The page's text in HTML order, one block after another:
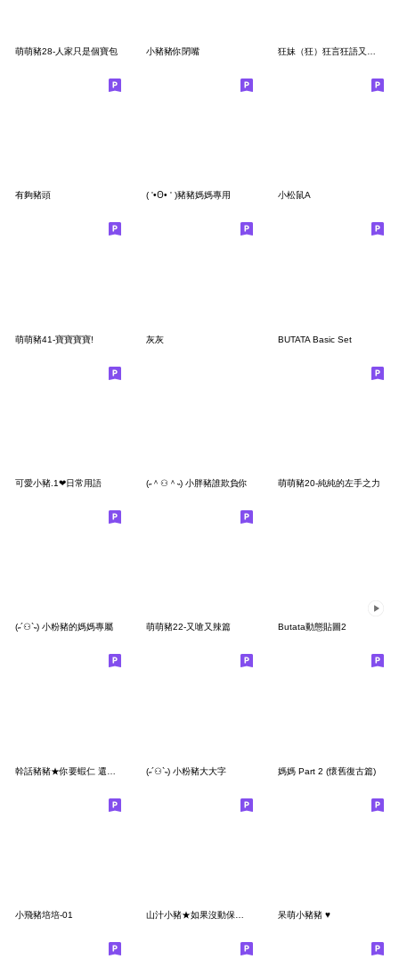
萌萌豬28-人家只是個寶包 小豬豬你閉嘴
有夠豬頭 ( '•Ꙫ• ' )豬豬媽媽專用 小松鼠A
萌萌豬41-寶寶寶寶! 灰灰 BUTATA Basic Set
可愛小豬.1❤日常用語 (˶＾⚇＾˵) 小胖豬誰欺負你 萌萌豬20-純純的左手之力
(˶´⚇`˵) 小粉豬的媽媽專屬 萌萌豬22-又嗆又辣篇 Butata動態貼圖2
(˶´⚇`˵) 小粉豬大大字 媽媽 Part 2 (懷舊復古篇)
小飛豬培培-01 呆萌小豬豬 ♥